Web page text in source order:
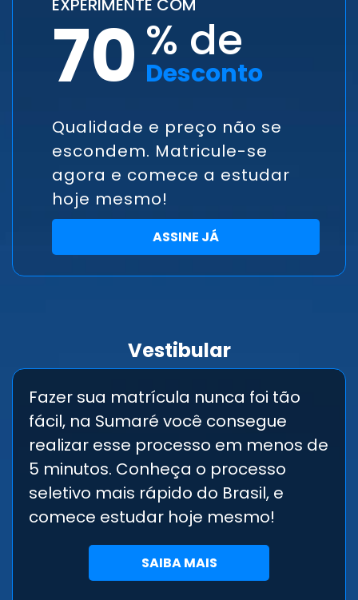
EXPERIMENTE COM
70 % de
Desconto
Qualidade e preço não se
escondem. Matricule-se
agora e comece a estudar
hoje mesmo!
ASSINE JÁ
Vestibular
Fazer sua matrícula nunca foi tão
fácil, na Sumaré você consegue
realizar esse processo em menos de
5 minutos. Conheça o processo
seletivo mais rápido do Brasil, e
comece estudar hoje mesmo!
SAIBA MAIS